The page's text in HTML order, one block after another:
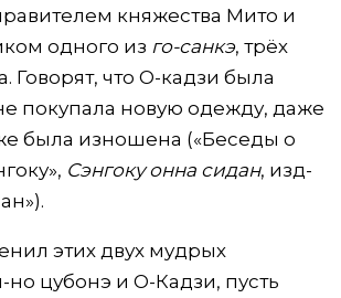
княжества Мито и
одного из го-санкэ, трёх
Говорят, что О-кадзи была
покупала новую одежду, даже
была изношена («Беседы о
Сэнгоку онна сидан, изд-
этих двух мудрых
цубонэ и О-Кадзи, пусть